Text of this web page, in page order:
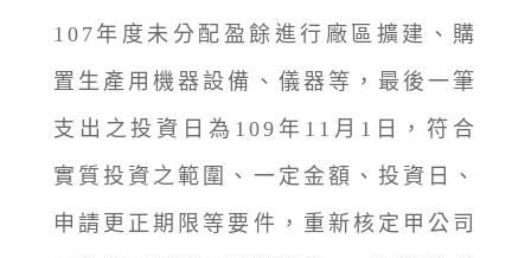
107年度未分配盈餘進行廠區擴建、購
置生產用機器設備、儀器等，最後一筆
支出之投資日為109年11月1日，符合
實質投資之範圍、一定金額、投資日、
申請更正期限等要件，重新核定甲公司